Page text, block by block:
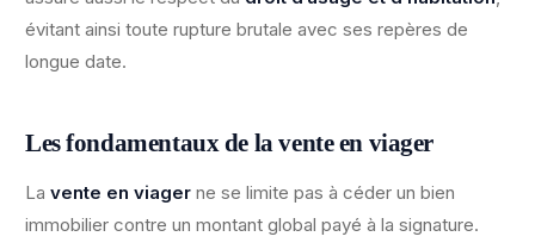
évitant ainsi toute rupture brutale avec ses repères de
longue date.
Les fondamentaux de la vente en viager
La vente en viager ne se limite pas à céder un bien
immobilier contre un montant global payé à la signature.